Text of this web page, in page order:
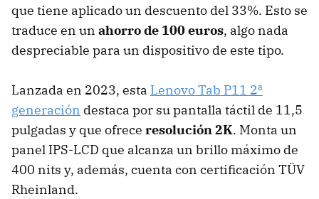
que tiene aplicado un descuento del 33%. Esto se
traduce en un ahorro de 100 euros, algo nada
despreciable para un dispositivo de este tipo.
Lanzada en 2023, esta Lenovo Tab P11 2ª
generación destaca por su pantalla táctil de 11,5
pulgadas y que ofrece resolución 2K. Monta un
panel IPS-LCD que alcanza un brillo máximo de
400 nits y, además, cuenta con certificación TÜV
Rheinland.